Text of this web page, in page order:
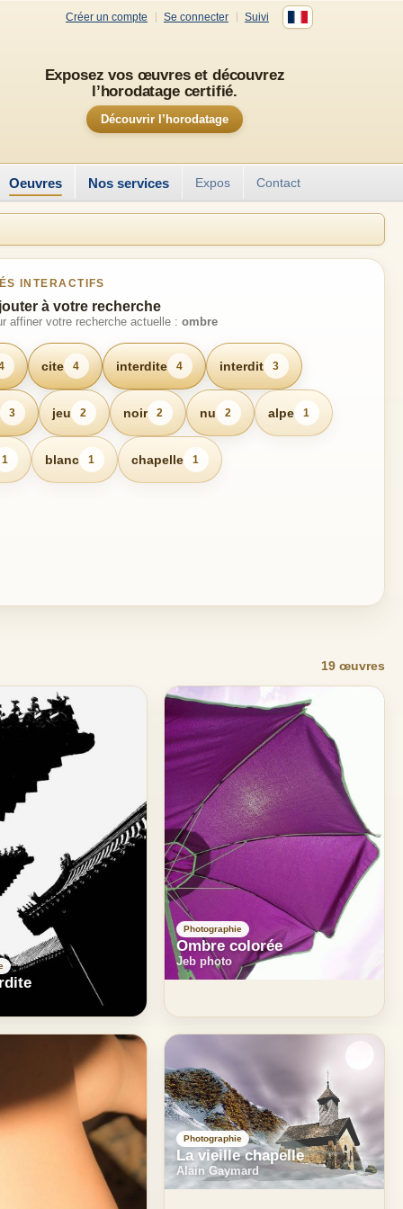
Créer un compte Se connecter Suivi
Exposez vos œuvres et découvrez
l’horodatage certifié.
Découvrir l’horodatage
Oeuvres Nos services Expos Contact
INTERACTIFS
à votre recherche
affiner votre recherche actuelle : ombre
cite 4 interdite 4 interdit 3
3 jeu 2 noir 2 nu 2 alpe 1
1 blanc 1 chapelle 1
19 œuvres
Photographie
Ombre colorée
Jeb photo
Photographie
La vieille chapelle
Alain Gaymard